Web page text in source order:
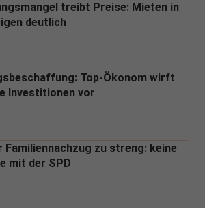
treibt Preise: Mieten in
deutlich
Top-Ökonom wirft
Investitionen vor
Familiennachzug zu streng: keine
mit der SPD